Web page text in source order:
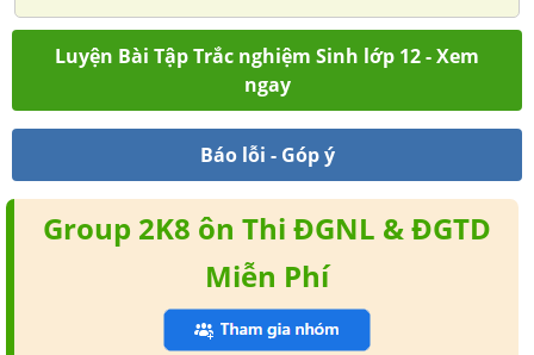
Luyện Bài Tập Trắc nghiệm Sinh lớp 12 - Xem
ngay
Báo lỗi - Góp ý
Group 2K8 ôn Thi ĐGNL & ĐGTD
Miễn Phí